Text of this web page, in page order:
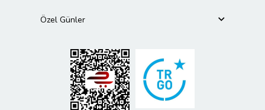
Özel Günler